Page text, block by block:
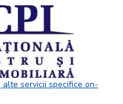
servicii specifice on-